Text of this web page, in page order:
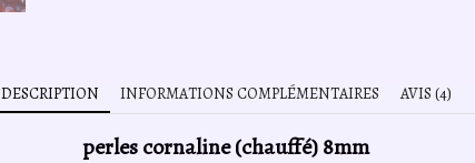
DESCRIPTION INFORMATIONS COMPLÉMENTAIRES AVIS (4)
perles cornaline (chauffé) 8mm